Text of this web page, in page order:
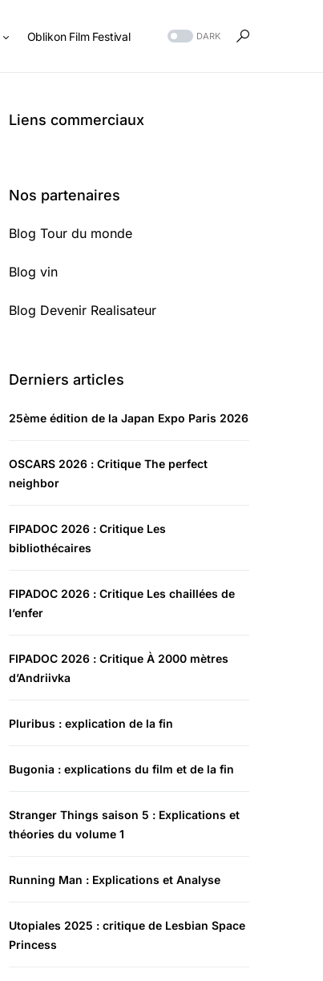
Oblikon Film Festival DARK
Liens commerciaux
Nos partenaires
Blog Tour du monde
Blog vin
Blog Devenir Realisateur
Derniers articles
25ème édition de la Japan Expo Paris 2026
OSCARS 2026 : Critique The perfect
neighbor
FIPADOC 2026 : Critique Les
bibliothécaires
FIPADOC 2026 : Critique Les chaillées de
l’enfer
FIPADOC 2026 : Critique À 2000 mètres
d’Andriivka
Pluribus : explication de la fin
Bugonia : explications du film et de la fin
Stranger Things saison 5 : Explications et
théories du volume 1
Running Man : Explications et Analyse
Utopiales 2025 : critique de Lesbian Space
Princess